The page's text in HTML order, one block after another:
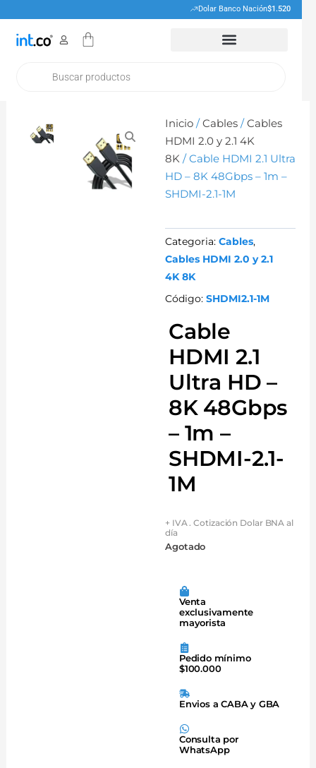
contenido
Dolar Banco Nación$1.520
Cart
Inicio /Cables /Cables
HDMI 2.0 y 2.1 4K
8K / Cable HDMI 2.1 Ultra
HD – 8K 48Gbps – 1m –
SHDMI-2.1-1M
Categoria: Cables,
Cables HDMI 2.0 y 2.1
4K 8K
Código: SHDMI2.1-1M
Cable
HDMI 2.1
Ultra HD –
8K 48Gbps
– 1m –
SHDMI-2.1-
1M
+ IVA . Cotización Dolar BNA al
día
Agotado
Venta
exclusivamente
mayorista
Pedido mínimo
$100.000
Envios a CABA y GBA
Consulta por
WhatsApp